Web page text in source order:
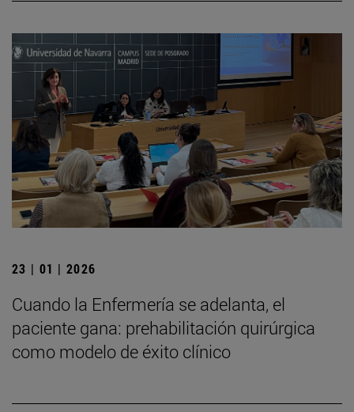
23 | 01 | 2026
Cuando la Enfermería se adelanta, el
paciente gana: prehabilitación quirúrgica
como modelo de éxito clínico